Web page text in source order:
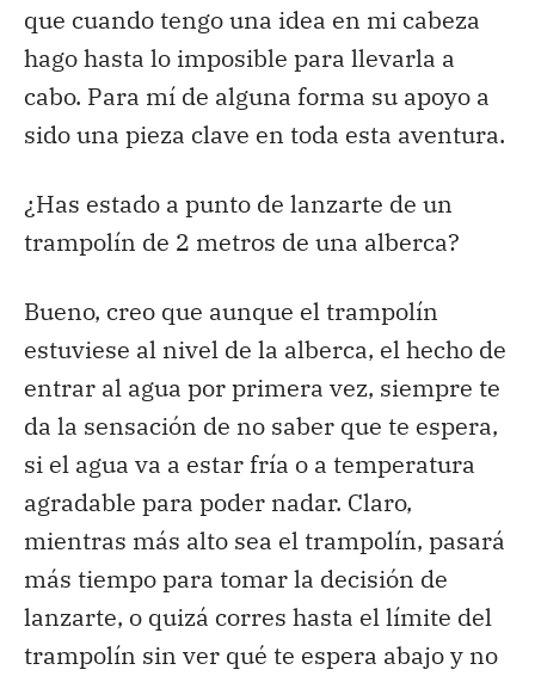
que cuando tengo una idea en mi cabeza
hago hasta lo imposible para llevarla a
cabo. Para mí de alguna forma su apoyo a
sido una pieza clave en toda esta aventura.
¿Has estado a punto de lanzarte de un
trampolín de 2 metros de una alberca?
Bueno, creo que aunque el trampolín
estuviese al nivel de la alberca, el hecho de
entrar al agua por primera vez, siempre te
da la sensación de no saber que te espera,
si el agua va a estar fría o a temperatura
agradable para poder nadar. Claro,
mientras más alto sea el trampolín, pasará
más tiempo para tomar la decisión de
lanzarte, o quizá corres hasta el límite del
trampolín sin ver qué te espera abajo y no